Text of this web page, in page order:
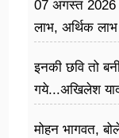
07 अगस्त 2026
लाभ, अर्थिक
इनकी छवि तो
गये...अखिलेश
मोहन भागवत,